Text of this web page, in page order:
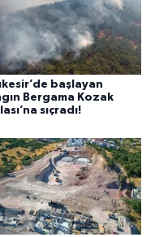
başlayan
Bergama Kozak
sıçradı!